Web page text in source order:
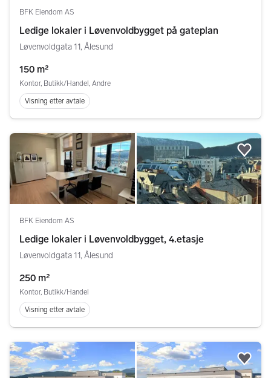
BFK Eiendom AS
Ledige lokaler i Løvenvoldbygget på gateplan
Løvenvoldgata 11, Ålesund
150 m²
Kontor, Butikk/Handel, Andre
Visning etter avtale
BFK Eiendom AS
Ledige lokaler i Løvenvoldbygget, 4.etasje
Løvenvoldgata 11, Ålesund
250 m²
Kontor, Butikk/Handel
Visning etter avtale